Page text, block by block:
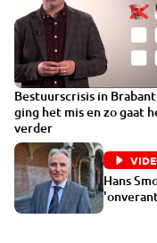
Bestuurscrisis in
ging het mis en zo gaat
verder
VIDEO
Hans